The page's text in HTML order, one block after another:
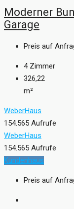
Moderner
Garage
Preis auf
4 Zimmer
326,22
m²
WeberHaus
154.565 Aufrufe
WeberHaus
154.565 Aufrufe
Kundenhaus
Preis auf